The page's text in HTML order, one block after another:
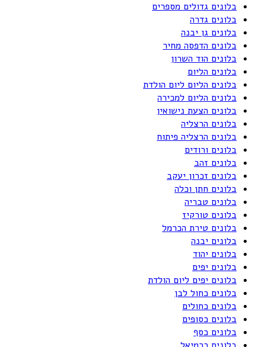
בלונים גדולים מספרים
בלונים גדרה
בלונים גן יבנה
בלונים הדפסה מחיר
בלונים הוד השרון
בלונים הליום
בלונים הליום ליום הולדת
בלונים הליום למכירה
בלונים הצעת נישואין
בלונים הרצליה
בלונים הרצליה פיתוח
בלונים ורודים
בלונים זהב
בלונים זכרון יעקב
בלונים חתן וכלה
בלונים טבריה
בלונים טורקיז
בלונים טירת הכרמל
בלונים יבנה
בלונים יהוד
בלונים יפים
בלונים יפים ליום הולדת
בלונים כחול לבן
בלונים כחולים
בלונים כסופים
בלונים כסף